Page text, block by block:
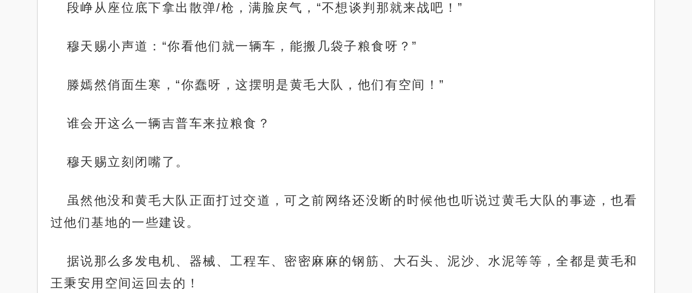
段峥从座位底下拿出散弹/枪，满脸戾气，“不想谈判那就来战吧！”
穆天赐小声道：“你看他们就一辆车，能搬几袋子粮食呀？”
滕嫣然俏面生寒，“你蠢呀，这摆明是黄毛大队，他们有空间！”
谁会开这么一辆吉普车来拉粮食？
穆天赐立刻闭嘴了。
虽然他没和黄毛大队正面打过交道，可之前网络还没断的时候他也听说过黄毛大队的事迹，也看
过他们基地的一些建设。
据说那么多发电机、器械、工程车、密密麻麻的钢筋、大石头、泥沙、水泥等等，全都是黄毛和
王秉安用空间运回去的！